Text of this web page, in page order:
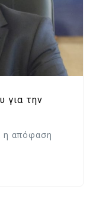
για την
η απόφαση